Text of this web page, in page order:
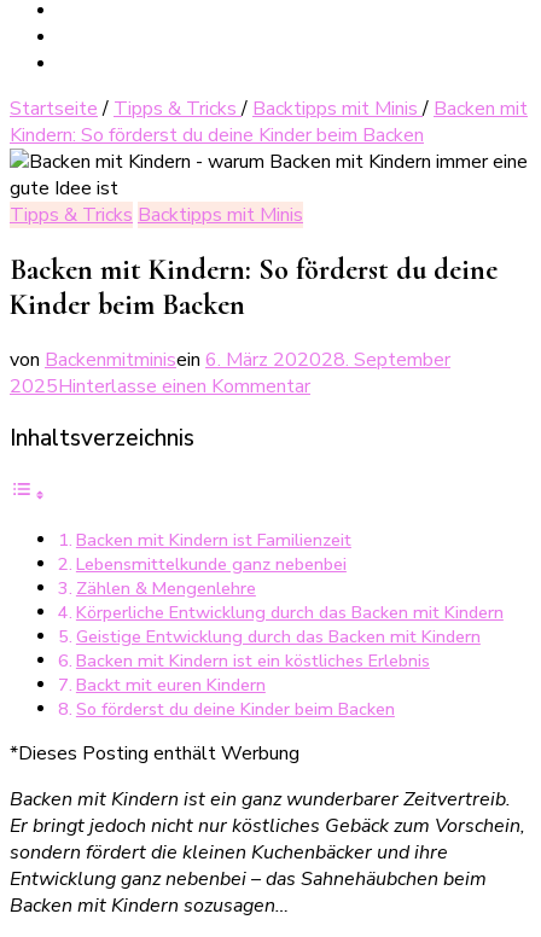
Startseite / Tipps & Tricks/ Backtipps mit Minis/ Backen mit
Kindern: So förderst du deine Kinder beim Backen
Tipps & Tricks Backtipps mit Minis
Backen mit Kindern: So förderst du deine
Kinder beim Backen
von Backenmitminisein 6. März 202028. September
2025Hinterlasse einen Kommentarzu
du
deine
beim
Backen
Inhaltsverzeichnis
Backen mit Kindern ist Familienzeit
Lebensmittelkunde ganz nebenbei
Zählen & Mengenlehre
Körperliche Entwicklung durch das Backen mit Kindern
Geistige Entwicklung durch das Backen mit Kindern
Backen mit Kindern ist ein köstliches Erlebnis
Backt mit euren Kindern
So förderst du deine Kinder beim Backen
*Dieses Posting enthält Werbung
Backen mit Kindern ist ein ganz wunderbarer Zeitvertreib.
Er bringt jedoch nicht nur köstliches Gebäck zum Vorschein,
sondern fördert die kleinen Kuchenbäcker und ihre
Entwicklung ganz nebenbei – das Sahnehäubchen beim
Backen mit Kindern sozusagen…